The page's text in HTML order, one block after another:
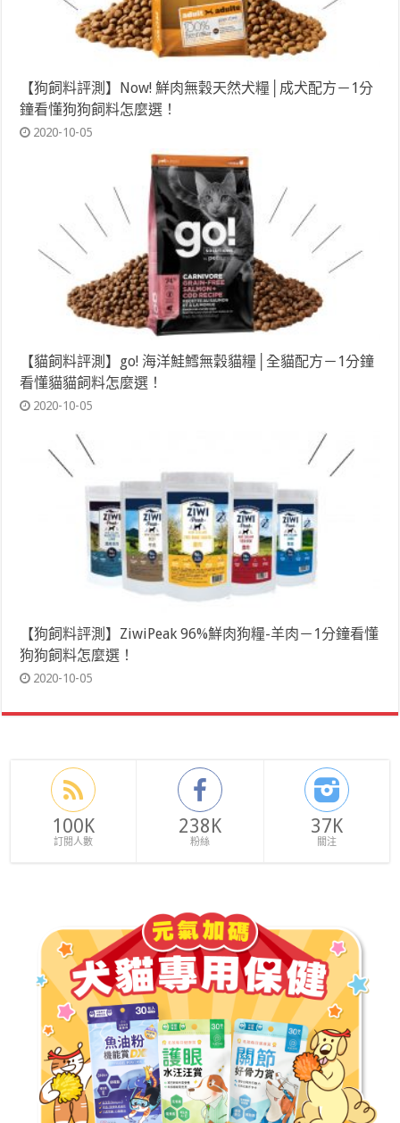
【狗飼料評測】Now! 鮮肉無穀天然犬糧│成犬配方－1分
鐘看懂狗狗飼料怎麼選！
2020-10-05
【貓飼料評測】go! 海洋鮭鱈無穀貓糧│全貓配方－1分鐘
看懂貓貓飼料怎麼選！
2020-10-05
【狗飼料評測】ZiwiPeak 96%鮮肉狗糧-羊肉－1分鐘看懂
狗狗飼料怎麼選！
2020-10-05
100K
訂閱人數
238K
粉絲
37K
關注